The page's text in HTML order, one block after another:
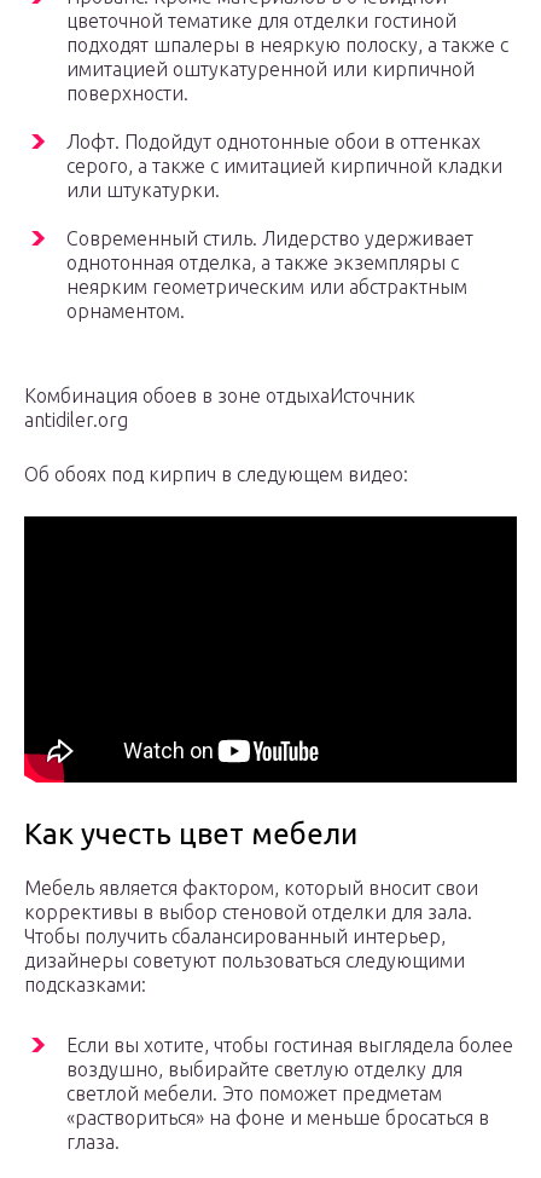
цветочной тематике для отделки гостиной
подходят шпалеры в неяркую полоску, а также с
имитацией оштукатуренной или кирпичной
поверхности.
Лофт. Подойдут однотонные обои в оттенках
серого, а также с имитацией кирпичной кладки
или штукатурки.
Современный стиль. Лидерство удерживает
однотонная отделка, а также экземпляры с
неярким геометрическим или абстрактным
орнаментом.
Комбинация обоев в зоне отдыхаИсточник
antidiler.org
Об обоях под кирпич в следующем видео:
Как учесть цвет мебели
Мебель является фактором, который вносит свои
коррективы в выбор стеновой отделки для зала.
Чтобы получить сбалансированный интерьер,
дизайнеры советуют пользоваться следующими
подсказками:
Если вы хотите, чтобы гостиная выглядела более
воздушно, выбирайте светлую отделку для
светлой мебели. Это поможет предметам
«раствориться» на фоне и меньше бросаться в
глаза.